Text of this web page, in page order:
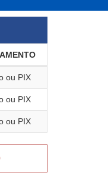
ou PIX
ou PIX
ou PIX